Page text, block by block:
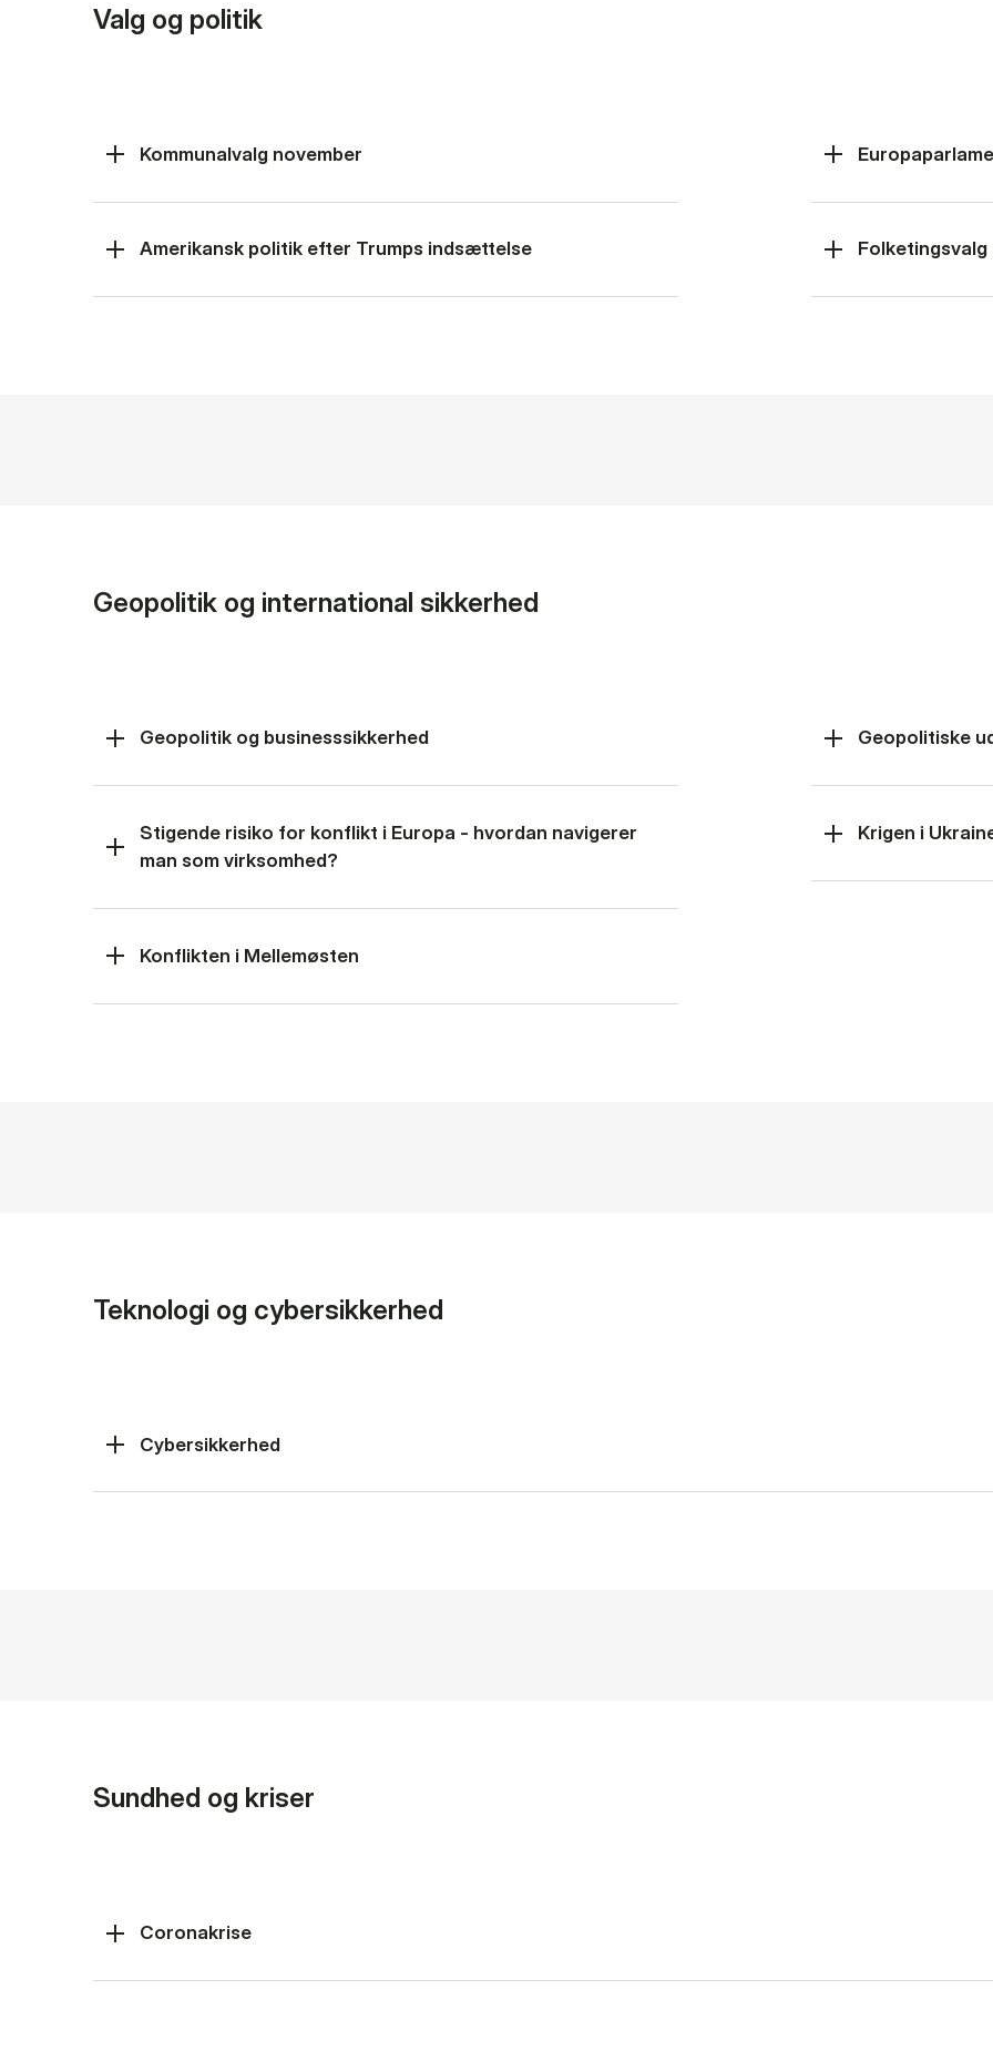
Valg og politik
Kommunalvalg november
Amerikansk politik efter Trumps indsættelse Folketingsvalg
Geopolitik og international sikkerhed
Geopolitik og businesssikkerhed
Stigende risiko for konflikt i Europa - hvordan navigerer
man som virksomhed?
Konflikten i Mellemøsten
Geopolitiske
Krigen i
Teknologi og cybersikkerhed
Cybersikkerhed
Sundhed og kriser
Coronakrise